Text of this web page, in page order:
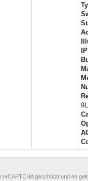
reCAPTCHA geschützt und es